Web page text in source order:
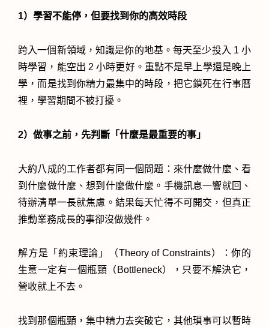
1）學習不能停，但要找到你的高效時段
跨入一個新領域，知識是你的地基。每天至少投入 1 小
時學習，能空出 2 小時更好。重點不是早上學還是晚上
學，而是找到你精力最集中的時段，把它鎖死在行事曆
裡，學習期間不被打擾。
2）做事之前，先判斷「什麼是最重要的事」
大約八成的工作者都有同一個問題：來什麼做什麼、看
到什麼做什麼、想到什麼做什麼。手機訊息一響就回、
待辦清單一長就焦慮。結果每天忙得不可開交，但真正
推動業務成長的事卻沒做幾件。
解方是「約束理論」（Theory of Constraints）：你的
生意一定有一個瓶頸（Bottleneck），只要不解決它，
營收就上不去。
找到那個瓶頸，集中精力去突破它，其他瑣事可以暫時